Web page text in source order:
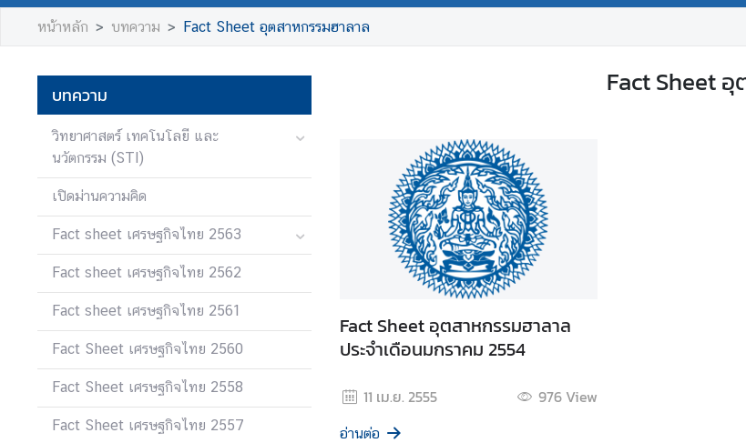
ม
ฐ
จ
ะ
ว่
ป
ะ
ท
หน้าหลัก บทความ Fact Sheet อุตสาหกรรมฮาลาล
บทความ
วิทยาศาสตร์ เทคโนโลยี และ
นวัตกรรม (STI)
เปิดม่านความคิด
Fact sheet เศรษฐกิจไทย 2563
Fact sheet เศรษฐกิจไทย 2562
Fact sheet เศรษฐกิจไทย 2561
Fact Sheet เศรษฐกิจไทย 2560
Fact Sheet เศรษฐกิจไทย 2558
Fact Sheet เศรษฐกิจไทย 2557
Fact Sheet
Fact Sheet อุตสาหกรรมฮาลาล
ประจำเดือนมกราคม 2554
11 เม.ย. 2555 976View
อ่านต่อ